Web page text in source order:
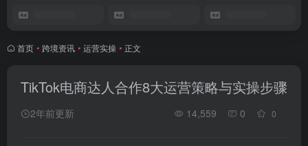
首页 • 跨境资讯 • 运营实操 • 正文
TikTok电商达人合作8大运营策略与实操步骤
2年前更新 14,559 0 0